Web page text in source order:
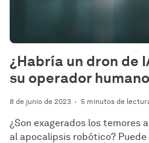
8 de junio de 2023 5 minutos de
¿Habría un dron de
su operador
¿Son exagerados los temores
al apocalipsis robótico?